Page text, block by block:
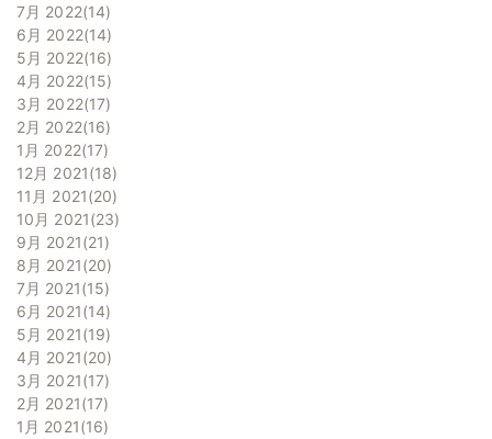
7月 2022 14
6月 2022 14
5月 2022 16
4月 2022 15
3月 2022 17
2月 2022 16
1月 2022 17
12月 2021 18
11月 2021 20
10月 2021 23
9月 2021 21
8月 2021 20
7月 2021 15
6月 2021 14
5月 2021 19
4月 2021 20
3月 2021 17
2月 2021 17
1月 2021 16